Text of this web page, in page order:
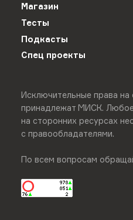
Магазин
Тесты
Подкасты
Спец проекты
Исключительные права
принадлежат МИСК.
на сторонних ресурсах
с правообладателями.
По всем вопросам